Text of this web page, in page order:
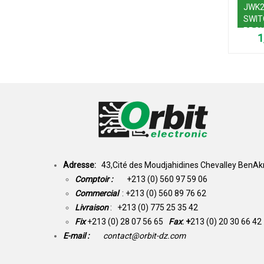
220V
Adresse: 43,Cité des Moudjahidines Chevalley
Comptoir : +213 (0) 560 97 59 06
Commercial : +213 (0) 560 89 76 62
Livraison: +213 (0) 775 25 35 42
Fix +213 (0) 28 07 56 65 Fax: +213 (0) 20 30 66 42
E-mail :
contact@orbit-dz.com